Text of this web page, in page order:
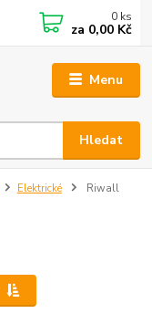
Menu
Hledat
0 ks
za 0,00 Kč
Elektrické
Riwall